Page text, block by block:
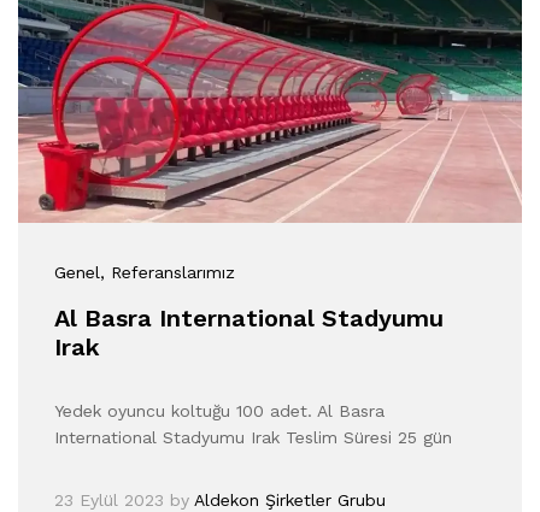
Genel, Referanslarımız
Al Basra International Stadyumu
Irak
Yedek oyuncu koltuğu 100 adet. Al Basra
International Stadyumu Irak Teslim Süresi 25 gün
23 Eylül 2023 by Aldekon Şirketler Grubu